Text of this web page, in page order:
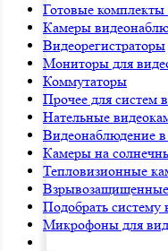
Готовые
Камеры
Видеорегистраторы
Мониторы для
Коммутаторы
Прочее для систем
Нательные
Видеонаблюдение
Камеры на
Тепловизионные
Подобрать
Микрофоны для